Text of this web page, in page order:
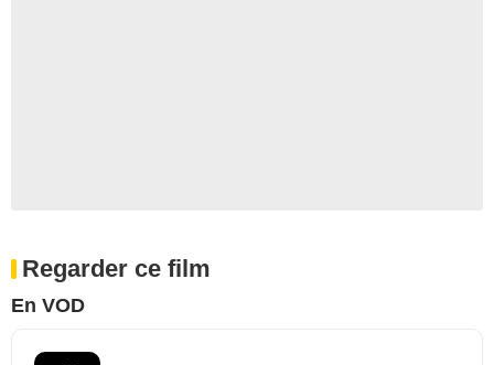
Regarder ce film
En VOD